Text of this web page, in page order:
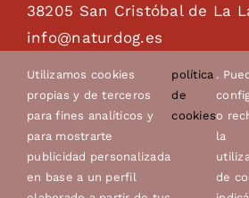
38205 San Cristóbal de La
info@naturdog.es
Tel. 922 89 85 89 – 681 28
Utilizamos cookies
propias y de terceros
para fines analíticos y
para mostrarte
publicidad personalizada
en base a un perfil
política
de
cookies
.
o
la
de